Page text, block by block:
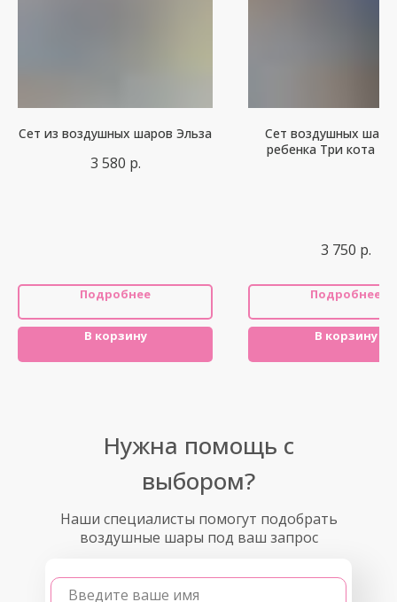
Сет из воздушных шаров Эльза
3 580 р.
Подробнее
В корзину
Сет воздушных
ребенка Три кота
3 750 р.
Подробнее
В корзину
Наши специалисты помогут подобрать
воздушные шары под ваш запрос
Введите ваше имя
Нужна помощь с
выбором?